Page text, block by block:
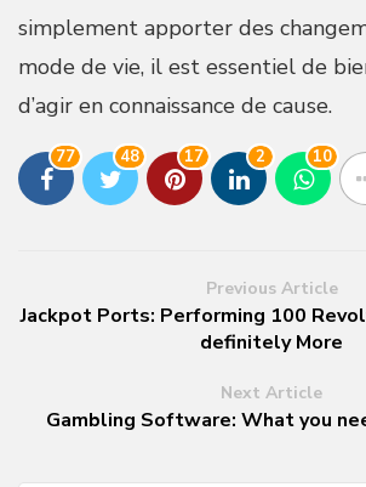
simplement apporter des
mode de vie, il est essentiel de
d’agir en connaissance de cause.
77 48 17 2 10
Previous Article
Jackpot Ports: Performing 100
definitely More
Next Article
Gambling Software: What you